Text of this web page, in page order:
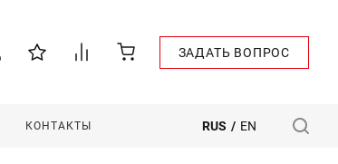
ЗАДАТЬ ВОПРОС
КОНТАКТЫ RUS / EN